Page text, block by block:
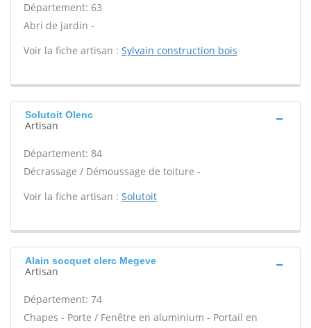
Département: 63
Abri de jardin -
Voir la fiche artisan : Sylvain construction bois
Solutoit Olenc
Artisan
Département: 84
Décrassage / Démoussage de toiture -
Voir la fiche artisan : Solutoit
Alain socquet clerc Megeve
Artisan
Département: 74
Chapes - Porte / Fenêtre en aluminium - Portail en